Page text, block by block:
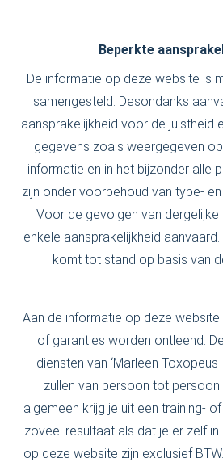
Beperkte
De informatie op deze website is
samengesteld. Desondanks
aansprakelijkheid voor de juistheid
gegevens zoals weergegeven
informatie en in het bijzonder alle
zijn onder voorbehoud van type-
Voor de gevolgen van
enkele aansprakelijkheid
komt tot stand op basis van
Aan de informatie op deze website
of garanties worden ontleend.
diensten van ‘Marleen
zullen van persoon tot persoon
algemeen krijg je uit een training-
zoveel resultaat als dat je er zelf in
op deze website zijn exclusief